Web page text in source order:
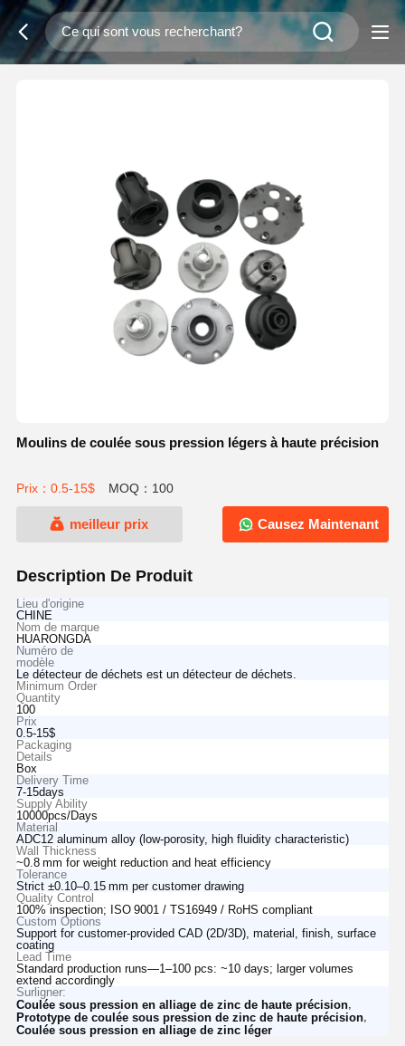
Moulins de coulée sous pression légers à haute précision
Prix：0.5-15$ MOQ：100
meilleur prix Causez Maintenant
Description De Produit
Lieu d'origine
CHINE
Nom de marque
HUARONGDA
Numéro de
modèle
Le détecteur de déchets est un détecteur de déchets.
Minimum Order
Quantity
100
Prix
0.5-15$
Packaging
Details
Box
Delivery Time
7-15days
Supply Ability
10000pcs/Days
Material
ADC12 aluminum alloy (low-porosity, high fluidity characteristic)
Wall Thickness
~0.8 mm for weight reduction and heat efficiency
Tolerance
Strict ±0.10–0.15 mm per customer drawing
Quality Control
100% inspection; ISO 9001 / TS16949 / RoHS compliant
Custom Options
Support for customer‑provided CAD (2D/3D), material, finish, surface
coating
Lead Time
Standard production runs—1–100 pcs: ~10 days; larger volumes
extend accordingly
Surligner:
Coulée sous pression en alliage de zinc de haute précision,
Prototype de coulée sous pression de zinc de haute précision,
Coulée sous pression en alliage de zinc léger